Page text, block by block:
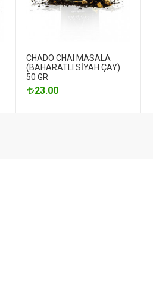
CHADO CHAI MASALA
(BAHARATLI SİYAH ÇAY)
50 GR
23.00